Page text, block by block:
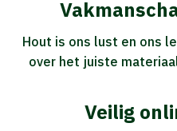
Hout is ons lust en ons
over het juiste
Veilig